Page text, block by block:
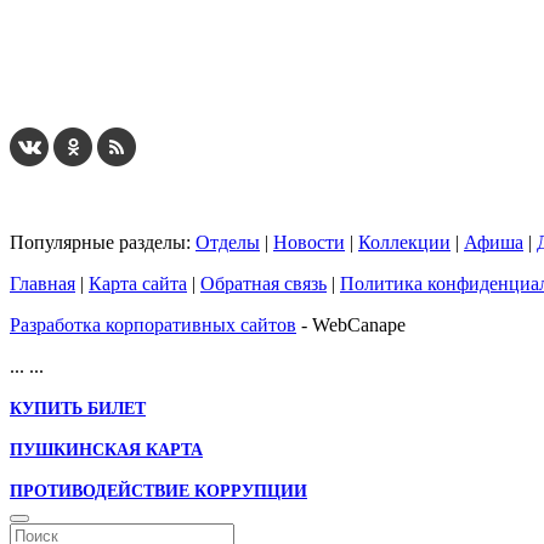
Популярные разделы: Отделы | Новости | Коллекции | Афиша |
Главная | Карта сайта | Обратная связь | Политика
Разработка корпоративных сайтов - WebCanape
... ...
КУПИТЬ БИЛЕТ
ПУШКИНСКАЯ КАРТА
ПРОТИВОДЕЙСТВИЕ КОРРУПЦИИ